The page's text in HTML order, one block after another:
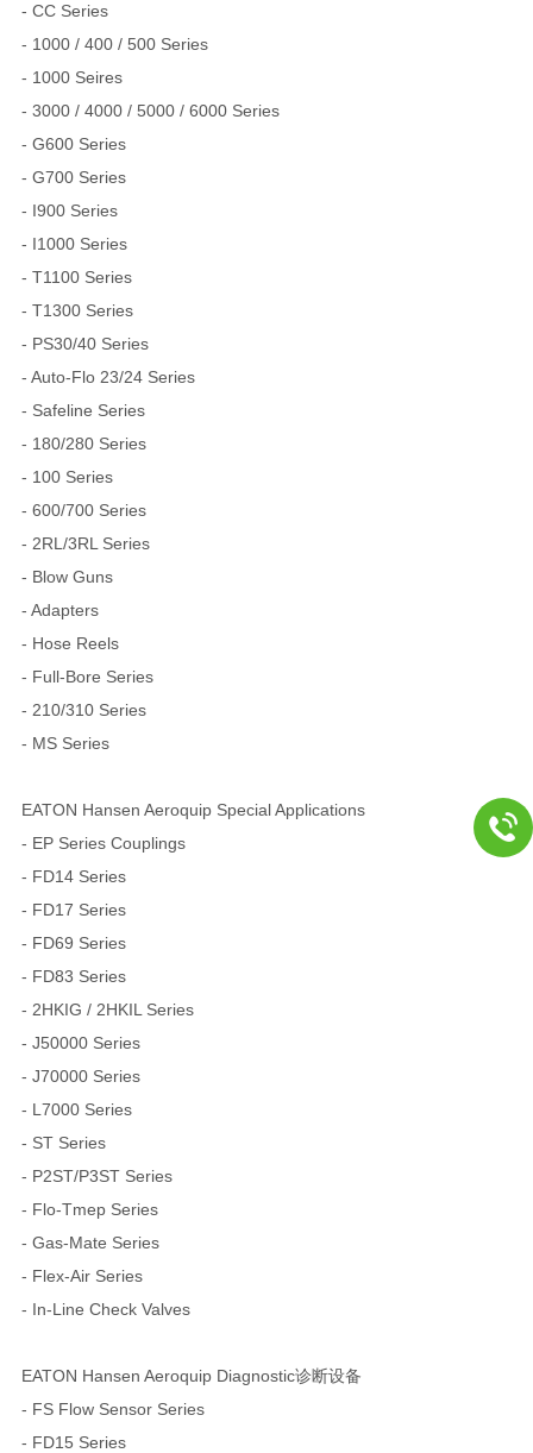
- CC Series
- 1000 / 400 / 500 Series
- 1000 Seires
- 3000 / 4000 / 5000 / 6000 Series
- G600 Series
- G700 Series
- I900 Series
- I1000 Series
- T1100 Series
- T1300 Series
- PS30/40 Series
- Auto-Flo 23/24 Series
- Safeline Series
- 180/280 Series
- 100 Series
- 600/700 Series
- 2RL/3RL Series
- Blow Guns
- Adapters
- Hose Reels
- Full-Bore Series
- 210/310 Series
- MS Series
EATON Hansen Aeroquip Special Applications
- EP Series Couplings
- FD14 Series
- FD17 Series
- FD69 Series
- FD83 Series
- 2HKIG / 2HKIL Series
- J50000 Series
- J70000 Series
- L7000 Series
- ST Series
- P2ST/P3ST Series
- Flo-Tmep Series
- Gas-Mate Series
- Flex-Air Series
- In-Line Check Valves
EATON Hansen Aeroquip Diagnostic诊断设备
- FS Flow Sensor Series
- FD15 Series